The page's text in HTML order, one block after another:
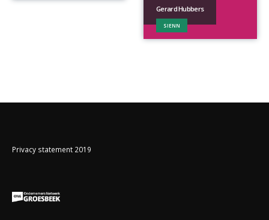
Gerard Hubbers
SIENN
Privacy statement 2019